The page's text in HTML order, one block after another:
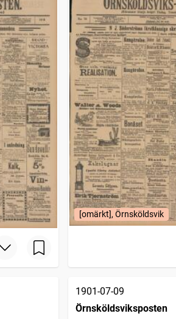
[omärkt], Örnsköldsvik
1901-07-09
Örnsköldsviksposten